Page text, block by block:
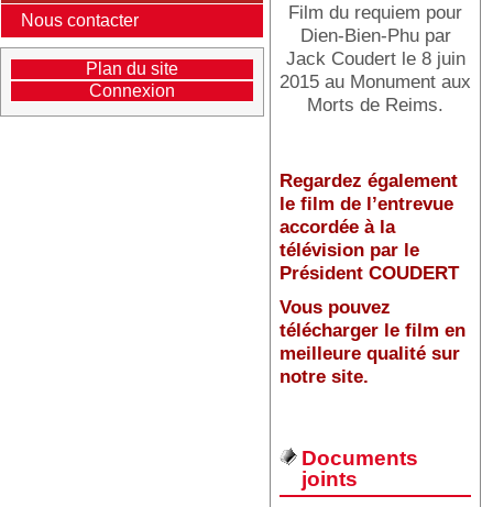
Nous contacter
Plan du site
Connexion
Film du requiem pour
Dien-Bien-Phu par
Jack Coudert le 8 juin
2015 au Monument aux
Morts de Reims.
Regardez également
le film de l’entrevue
accordée à la
télévision par le
Président COUDERT
Vous pouvez
télécharger le film en
meilleure qualité sur
notre site.
Documents
joints